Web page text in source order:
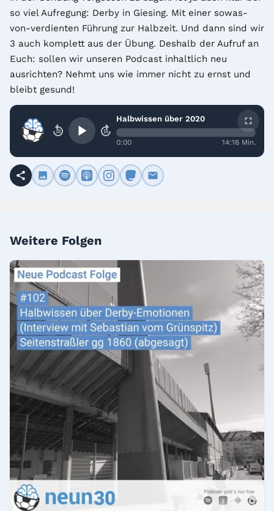
so viel Aufregung: Derby in Giesing. Mit einer sowas-
von-verdienten Führung zur Halbzeit. Und dann sind wir
3 auch komplett aus der Übung. Deshalb der Aufruf an
Euch: sollen wir unseren Podcast inhaltlich neu
ausrichten? Nehmt uns wie immer nicht zu ernst und
bleibt gesund!
15 15
Halbwissen über 2020
0:00 14:16 Min.
Weitere Folgen